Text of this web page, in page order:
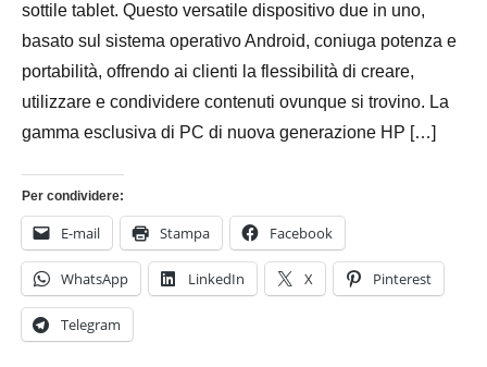
sottile tablet. Questo versatile dispositivo due in uno,
basato sul sistema operativo Android, coniuga potenza e
portabilità, offrendo ai clienti la flessibilità di creare,
utilizzare e condividere contenuti ovunque si trovino. La
gamma esclusiva di PC di nuova generazione HP […]
Per condividere:
E-mail Stampa Facebook
WhatsApp LinkedIn X Pinterest
Telegram